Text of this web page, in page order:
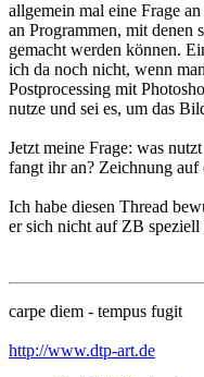
allgemein mal eine Frage
an Programmen, mit denen
gemacht werden können.
ich da noch nicht, wenn
Postprocessing mit
nutze und sei es, um das
Jetzt meine Frage: was
fangt ihr an? Zeichnung
Ich habe diesen Thread
er sich nicht auf ZB speziell
carpe diem - tempus fugit
http://www.dtp-art.de